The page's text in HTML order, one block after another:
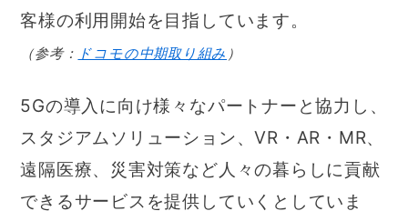
客様の利用開始を目指しています。
（参考： ドコモの中期取り組み ）
5Gの導入に向け様々なパートナーと協力し、
スタジアムソリューション、VR・AR・MR、
遠隔医療、災害対策など人々の暮らしに貢献
できるサービスを提供していくとしていま